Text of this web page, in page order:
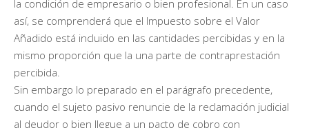
la condición de empresario o bien profesional. En un caso
así, se comprenderá que el Impuesto sobre el Valor
Añadido está incluido en las cantidades percibidas y en la
mismo proporción que la una parte de contraprestación
percibida.
Sin embargo lo preparado en el parágrafo precedente,
cuando el sujeto pasivo renuncie de la reclamación judicial
al deudor o bien llegue a un pacto de cobro con